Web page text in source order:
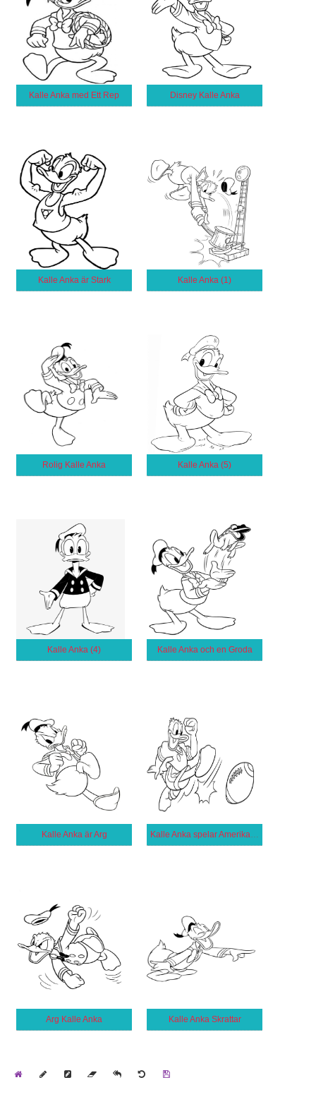
Kalle Anka med Ett Rep Disney Kalle Anka
Kalle Anka är Stark Kalle Anka (1)
Rolig Kalle Anka Kalle Anka (5)
Kalle Anka (4) Kalle Anka och en Groda
Kalle Anka är Arg Kalle Anka spelar Amerikansk Fotboll
Arg Kalle Anka Kalle Anka Skrattar